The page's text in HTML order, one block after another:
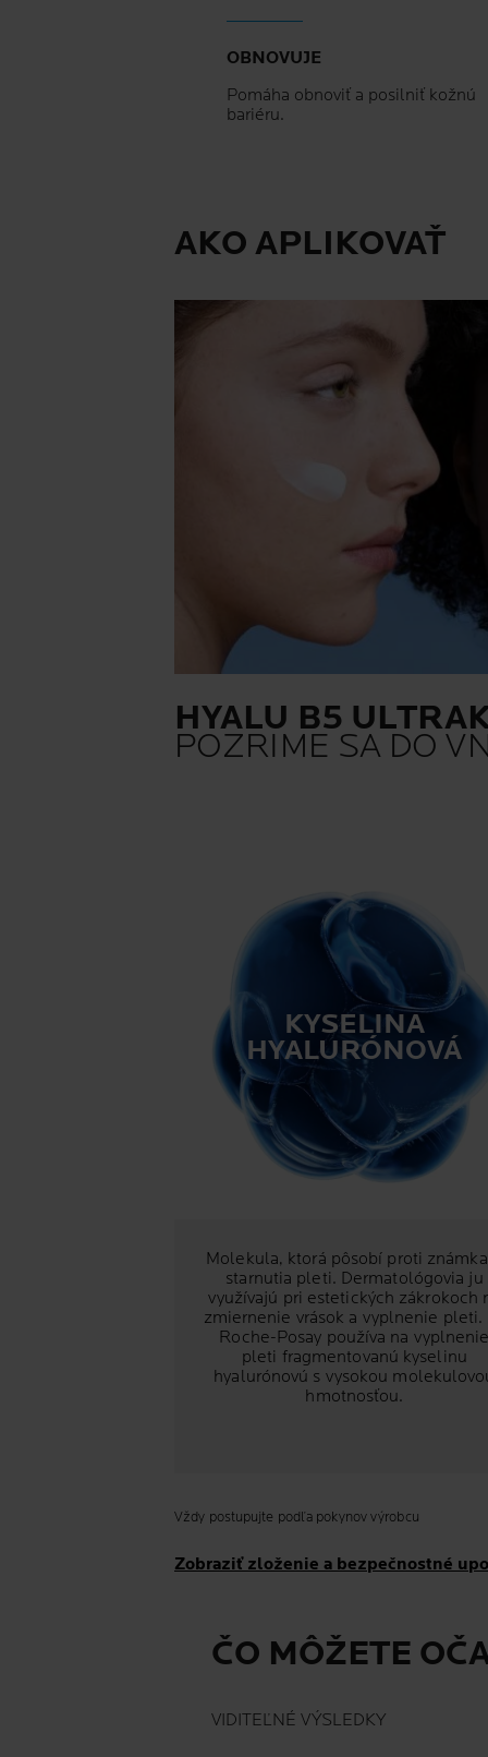
OBNOVUJE
Pomáha obnoviť a posilniť kožnú
bariéru.
AKO APLIKOVAŤ
HYALU B5
POZRIME SA DO
KYSELINA
HYALURÓNOVÁ
Molekula, ktorá pôsobí proti
starnutia pleti. Dermatológovia ju
využívajú pri estetických zákrokoch
zmiernenie vrások a vyplnenie pleti.
Roche-Posay používa na
pleti fragmentovanú kyselinu
hyalurónovú s vysokou
hmotnosťou.
Vždy postupujte podľa pokynov výrobcu
Zobraziť zloženie a bezpečnostné
ČO MÔŽETE
VIDITEĽNÉ VÝSLEDKY